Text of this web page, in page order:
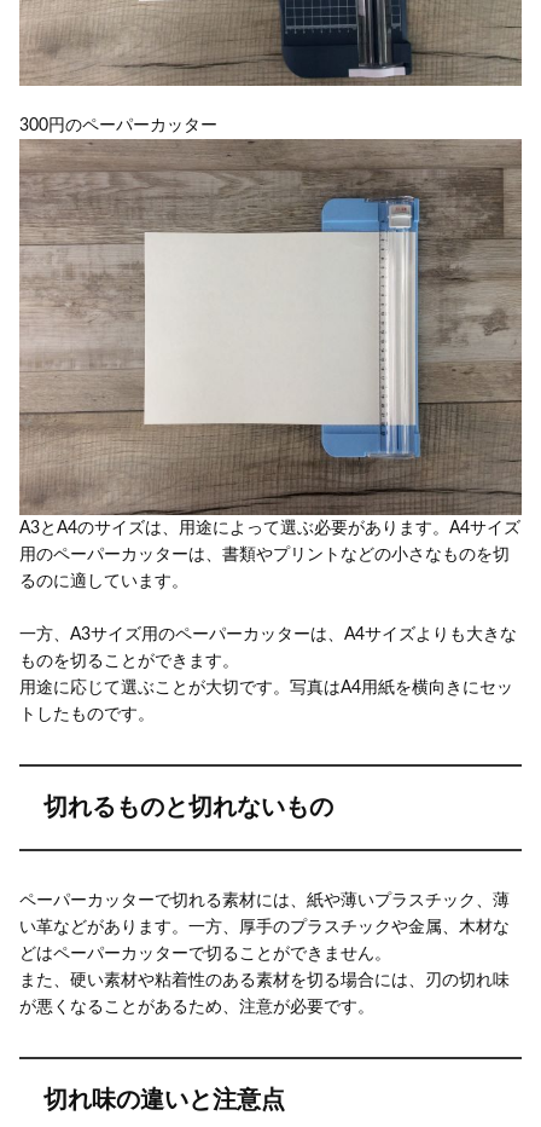
300円のペーパーカッター
A3とA4のサイズは、用途によって選ぶ必要があります。A4サイズ
用のペーパーカッターは、書類やプリントなどの小さなものを切
るのに適しています。
一方、A3サイズ用のペーパーカッターは、A4サイズよりも大きな
ものを切ることができます。
用途に応じて選ぶことが大切です。写真はA4用紙を横向きにセッ
トしたものです。
切れるものと切れないもの
ペーパーカッターで切れる素材には、紙や薄いプラスチック、薄
い革などがあります。一方、厚手のプラスチックや金属、木材な
どはペーパーカッターで切ることができません。
また、硬い素材や粘着性のある素材を切る場合には、刃の切れ味
が悪くなることがあるため、注意が必要です。
切れ味の違いと注意点